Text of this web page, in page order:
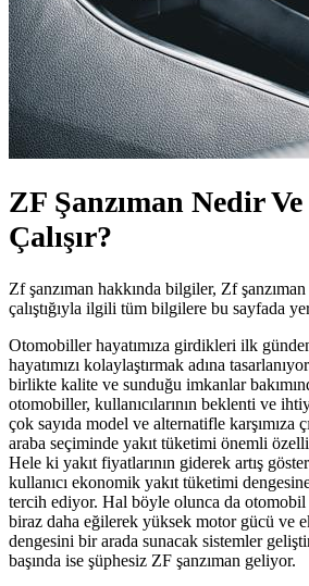
ZF Şanzıman Nedir Ve
Çalışır?
Zf şanzıman hakkında bilgiler, Zf
çalıştığıyla ilgili tüm bilgilere bu sayfada
Otomobiller hayatımıza girdikleri ilk
hayatımızı kolaylaştırmak adına
birlikte kalite ve sunduğu imkanlar
otomobiller, kullanıcılarının beklenti ve
çok sayıda model ve alternatifle karşımıza
araba seçiminde yakıt tüketimi önemli
Hele ki yakıt fiyatlarının giderek artış
kullanıcı ekonomik yakıt tüketimi
tercih ediyor. Hal böyle olunca da otomobil
biraz daha eğilerek yüksek motor gücü ve
dengesini bir arada sunacak sistemler
başında ise şüphesiz ZF şanzıman geliyor.